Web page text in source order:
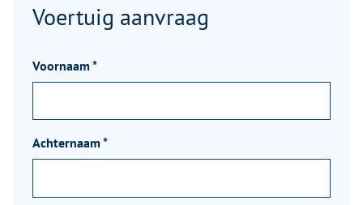
Voertuig aanvraag
Voornaam *
Achternaam *